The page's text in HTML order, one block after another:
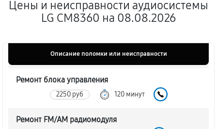
Цены и неисправности аудиосистемы
LG CM8360 на 08.08.2026
Описание поломки или неисправности
Ремонт блока управления
2250 руб 120 минут
Ремонт FM/AM радиомодуля